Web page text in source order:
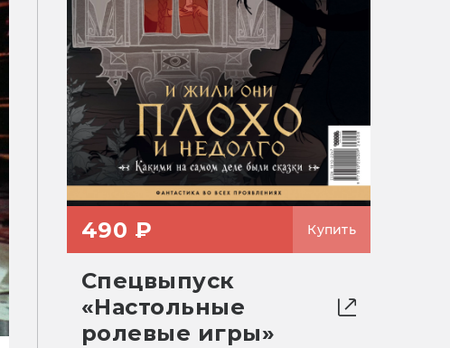
490 ₽ Купить
Спецвыпуск
«Настольные
ролевые игры»